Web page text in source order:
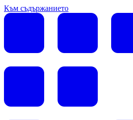
Към съдържанието